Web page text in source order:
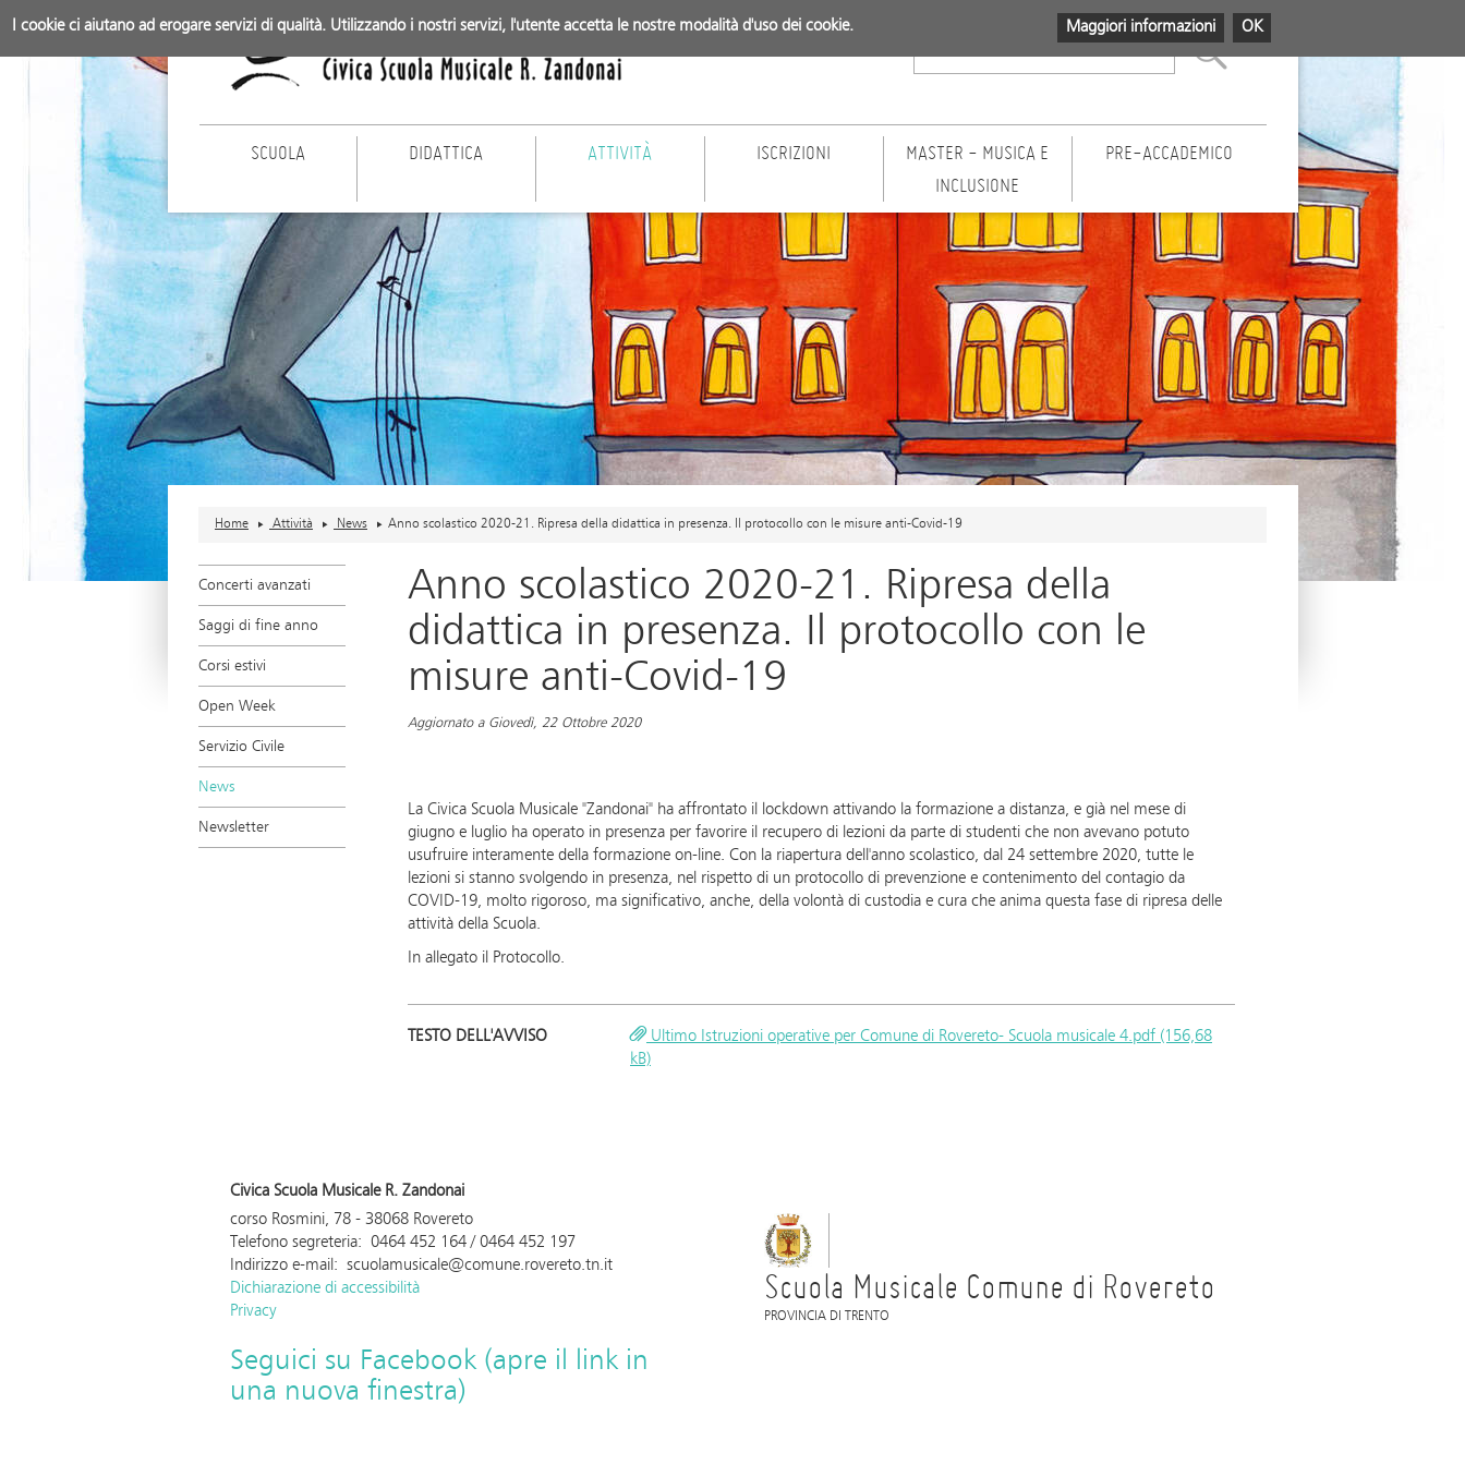
SCUOLA DIDATTICA ATTIVITÀ ISCRIZIONI
MASTER - MUSICA E
INCLUSIONE
PRE-ACCADEMICO
Home Attività News Anno scolastico 2020-21. Ripresa della didattica in presenza. Il protocollo con le misure anti-Covid-19
Concerti avanzati
Saggi di fine anno
Corsi estivi
Open Week
Servizio Civile
News
Newsletter
Anno scolastico 2020-21. Ripresa della
didattica in presenza. Il protocollo con le
misure anti-Covid-19
Aggiornato a Giovedì, 22 Ottobre 2020
La Civica Scuola Musicale "Zandonai" ha affrontato il lockdown attivando la formazione a distanza, e già nel mese di
giugno e luglio ha operato in presenza per favorire il recupero di lezioni da parte di studenti che non avevano potuto
usufruire interamente della formazione on-line. Con la riapertura dell'anno scolastico, dal 24 settembre 2020, tutte le
lezioni si stanno svolgendo in presenza, nel rispetto di un protocollo di prevenzione e contenimento del contagio da
COVID-19, molto rigoroso, ma significativo, anche, della volontà di custodia e cura che anima questa fase di ripresa delle
attività della Scuola.
In allegato il Protocollo.
TESTO DELL'AVVISO
Ultimo Istruzioni operative per Comune di Rovereto- Scuola musicale 4.pdf (156,68
kB)
Civica Scuola Musicale R. Zandonai
corso Rosmini, 78 - 38068 Rovereto
Telefono segreteria: 0464 452 164 / 0464 452 197
Indirizzo e-mail: scuolamusicale@comune.rovereto.tn.it
Dichiarazione di accessibilità
Privacy
Seguici su Facebook (apre il link in
una nuova finestra)
Scuola Musicale Comune di Rovereto
PROVINCIA DI TRENTO
I cookie ci aiutano ad erogare servizi di qualità. Utilizzando i nostri servizi, l'utente accetta le nostre modalità d'uso dei cookie. Maggiori informazioni OK